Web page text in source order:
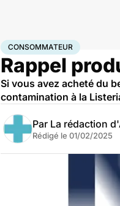
AccueilSantéConsommateur
CONSOMMATEUR
Rappel
Si vous avez acheté du
contamination à la
Par La rédaction
Rédigé le 01/02/2025